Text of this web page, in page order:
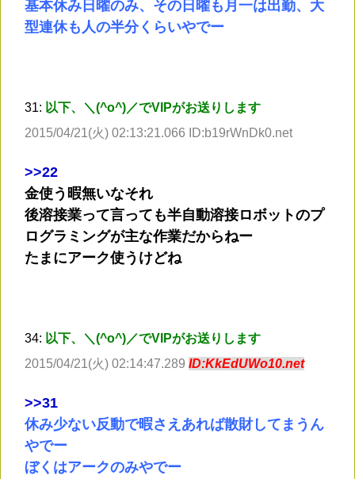
基本休み日曜のみ、その日曜も月一は出勤、大
型連休も人の半分くらいやでー
31: 以下、＼(^o^)／でVIPがお送りします
2015/04/21(火) 02:13:21.066 ID:b19rWnDk0.net
>>22
金使う暇無いなそれ
後溶接業って言っても半自動溶接ロボットのプ
ログラミングが主な作業だからねー
たまにアーク使うけどね
34: 以下、＼(^o^)／でVIPがお送りします
2015/04/21(火) 02:14:47.289 ID:KkEdUWo10.net
>>31
休み少ない反動で暇さえあれば散財してまうん
やでー
ぼくはアークのみやでー